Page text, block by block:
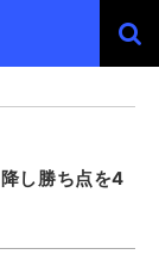
し勝ち点を4